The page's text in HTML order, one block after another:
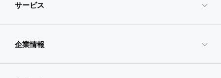
サービス
- サービスTOP
企業情報